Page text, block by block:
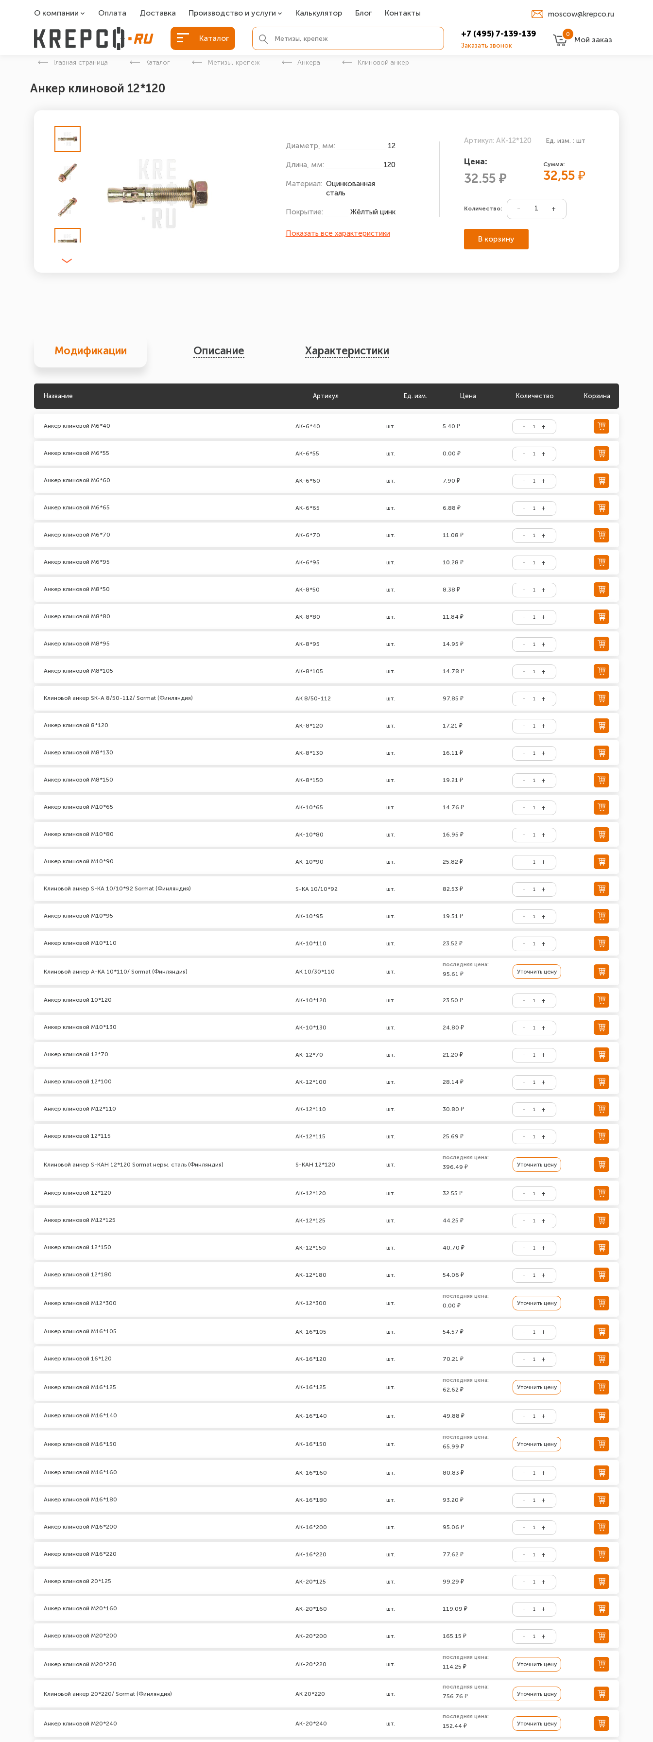
О компании
О компании
Оплата Доставка Производство и услуги
Болты БСР
Болты для фундамента
Калькулятор Блог Контакты moscow@krepco.ru
Каталог +7 (495) 7-139-139
Заказать звонок
0
Мой заказ
Главная страница Каталог Метизы, крепеж Анкера Клиновой анкер
Анкер клиновой 12*120
Диаметр, мм: 12
Длина, мм: 120
Материал: Оцинкованная
сталь
Покрытие: Жёлтый цинк
Показать все характеристики
Артикул: АК-12*120 Ед. изм. : шт
Цена:
32.55 ₽
Сумма:
32,55₽
Количество:
В корзину
Модификации Описание Характеристики
Название Артикул Ед. изм. Цена Количество Корзина
Анкер клиновой М6*40 АК-6*40 шт. 5.40 ₽
Анкер клиновой М6*55 АК-6*55 шт. 0.00 ₽
Анкер клиновой М6*60 АК-6*60 шт. 7.90 ₽
Анкер клиновой М6*65 АК-6*65 шт. 6.88 ₽
Анкер клиновой М6*70 АК-6*70 шт. 11.08 ₽
Анкер клиновой М6*95 АК-6*95 шт. 10.28 ₽
Анкер клиновой М8*50 АК-8*50 шт. 8.38 ₽
Анкер клиновой М8*80 АК-8*80 шт. 11.84 ₽
Анкер клиновой М8*95 АК-8*95 шт. 14.95 ₽
Анкер клиновой М8*105 АК-8*105 шт. 14.78 ₽
Клиновой анкер SK-A 8/50-112/ Sormat (Финляндия) AK 8/50-112 шт. 97.85 ₽
Анкер клиновой 8*120 АК-8*120 шт. 17.21 ₽
Анкер клиновой М8*130 АК-8*130 шт. 16.11 ₽
Анкер клиновой М8*150 АК-8*150 шт. 19.21 ₽
Анкер клиновой М10*65 АК-10*65 шт. 14.76 ₽
Анкер клиновой М10*80 АК-10*80 шт. 16.95 ₽
Анкер клиновой М10*90 АК-10*90 шт. 25.82 ₽
Клиновой анкер S-KA 10/10*92 Sormat (Финляндия) S-KA 10/10*92 шт. 82.53 ₽
Анкер клиновой М10*95 АК-10*95 шт. 19.51 ₽
Анкер клиновой М10*110 АК-10*110 шт. 23.52 ₽
Клиновой анкер A-KA 10*110/ Sormat (Финляндия) AK 10/30*110 шт.
последняя цена:
95.61 ₽ Уточнить цену
Анкер клиновой 10*120 АК-10*120 шт. 23.50 ₽
Анкер клиновой М10*130 АК-10*130 шт. 24.80 ₽
Анкер клиновой 12*70 АК-12*70 шт. 21.20 ₽
Анкер клиновой 12*100 АК-12*100 шт. 28.14 ₽
Анкер клиновой М12*110 AK-12*110 шт. 30.80 ₽
Анкер клиновой 12*115 АК-12*115 шт. 25.69 ₽
Клиновой анкер S-KAH 12*120 Sormat нерж. сталь (Финляндия) S-KAH 12*120 шт.
последняя цена:
396.49 ₽ Уточнить цену
Анкер клиновой 12*120 АК-12*120 шт. 32.55 ₽
Анкер клиновой М12*125 АК-12*125 шт. 44.25 ₽
Анкер клиновой 12*150 АК-12*150 шт. 40.70 ₽
Анкер клиновой 12*180 АК-12*180 шт. 54.06 ₽
Анкер клиновой М12*300 AK-12*300 шт.
последняя цена:
0.00 ₽ Уточнить цену
Анкер клиновой М16*105 АК-16*105 шт. 54.57 ₽
Анкер клиновой 16*120 АК-16*120 шт. 70.21 ₽
Анкер клиновой М16*125 AK-16*125 шт.
последняя цена:
62.62 ₽ Уточнить цену
Анкер клиновой М16*140 АК-16*140 шт. 49.88 ₽
Анкер клиновой М16*150 АК-16*150 шт.
последняя цена:
65.99 ₽ Уточнить цену
Анкер клиновой М16*160 АК-16*160 шт. 80.83 ₽
Анкер клиновой М16*180 АК-16*180 шт. 93.20 ₽
Анкер клиновой М16*200 АК-16*200 шт. 95.06 ₽
Анкер клиновой М16*220 АК-16*220 шт. 77.62 ₽
Анкер клиновой 20*125 АК-20*125 шт. 99.29 ₽
Анкер клиновой М20*160 АК-20*160 шт. 119.09 ₽
Анкер клиновой М20*200 АК-20*200 шт. 165.15 ₽
Анкер клиновой М20*220 АК-20*220 шт.
последняя цена:
114.25 ₽ Уточнить цену
Клиновой анкер 20*220/ Sormat (Финляндия) AK 20*220 шт.
последняя цена:
756.76 ₽ Уточнить цену
Анкер клиновой М20*240 АК-20*240 шт.
последняя цена:
152.44 ₽ Уточнить цену